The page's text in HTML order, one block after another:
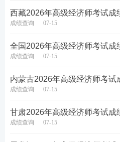
缺，稳步提升！【进入下载
西藏2026年高级经济师考试成
成绩查询 07-15
全国2026年高级经济师考试成
成绩查询 07-15
内蒙古2026年高级经济师考试
成绩查询 07-15
甘肃2026年高级经济师考试成
成绩查询 07-15